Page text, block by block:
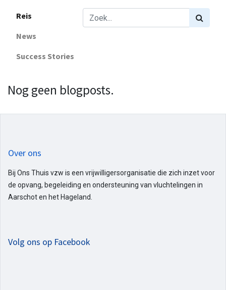
Reis
News
Success Stories
Nog geen blogposts.
Over ons
Bij Ons Thuis vzw is een vrijwilligersorganisatie die zich inzet voor
de opvang, begeleiding en ondersteuning van vluchtelingen in
Aarschot en het Hageland.
Volg ons op Facebook